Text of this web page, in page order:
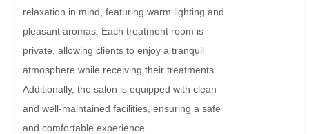
relaxation in mind, featuring warm lighting and
pleasant aromas. Each treatment room is
private, allowing clients to enjoy a tranquil
atmosphere while receiving their treatments.
Additionally, the salon is equipped with clean
and well-maintained facilities, ensuring a safe
and comfortable experience.